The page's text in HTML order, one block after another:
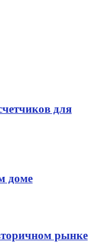
для
доме
рынке